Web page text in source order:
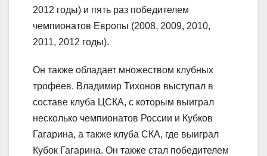
2012 годы) и пять раз победителем
чемпионатов Европы (2008, 2009, 2010,
2011, 2012 годы).
Он также обладает множеством клубных
трофеев. Владимир Тихонов выступал в
составе клуба ЦСКА, с которым выиграл
несколько чемпионатов России и Кубков
Гагарина, а также клуба СКА, где выиграл
Кубок Гагарина. Он также стал победителем